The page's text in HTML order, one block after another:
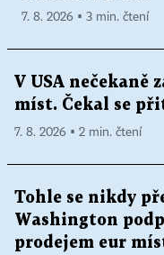
7. 8. 2026 ▪ 3 min. čtení
V USA nečekaně
míst. Čekal se
7. 8. 2026 ▪ 2 min. čtení
Tohle se nikdy
Washington
prodejem eur